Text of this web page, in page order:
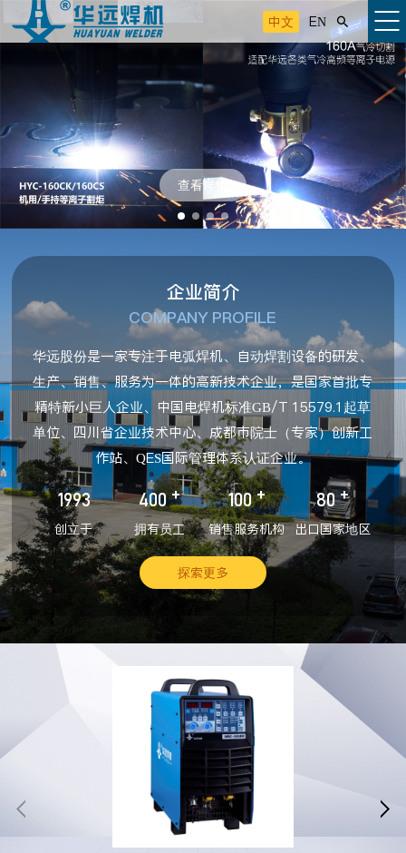
中文 EN 
查看详情
企业简介
COMPANY PROFILE
华远股份是一家专注于电弧焊机、自动焊割设备的研发、
生产、销售、服务为一体的高新技术企业，是国家首批专
精特新小巨人企业、中国电焊机标准GB/T 15579.1起草
单位、四川省企业技术中心、成都市院士（专家）创新工
作站、QES国际管理体系认证企业。
1993
创立于
400 +
拥有员工
100 +
销售服务机构
80 +
出口国家地区
探索更多
 